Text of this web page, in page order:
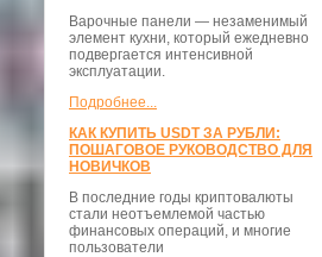
Варочные панели — незаменимый
элемент кухни, который ежедневно
подвергается интенсивной
эксплуатации.
Подробнее...
КАК КУПИТЬ USDT ЗА РУБЛИ:
ПОШАГОВОЕ РУКОВОДСТВО ДЛЯ
НОВИЧКОВ
В последние годы криптовалюты
стали неотъемлемой частью
финансовых операций, и многие
пользователи